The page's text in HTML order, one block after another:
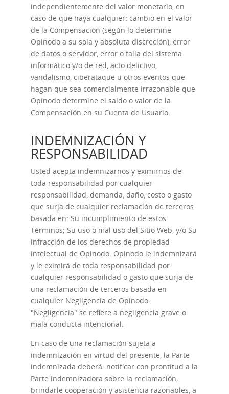
independientemente del valor monetario, en
caso de que haya cualquier: cambio en el valor
de la Compensación (según lo determine
Opinodo a su sola y absoluta discreción), error
de datos o servidor, error o falla del sistema
informático y/o de red, acto delictivo,
vandalismo, ciberataque u otros eventos que
hagan que sea comercialmente irrazonable que
Opinodo determine el saldo o valor de la
Compensación en su Cuenta de Usuario.
INDEMNIZACIÓN Y
RESPONSABILIDAD
Usted acepta indemnizarnos y eximirnos de
toda responsabilidad por cualquier
responsabilidad, demanda, daño, costo o gasto
que surja de cualquier reclamación de terceros
basada en: Su incumplimiento de estos
Términos; Su uso o mal uso del Sitio Web, y/o Su
infracción de los derechos de propiedad
intelectual de Opinodo. Opinodo le indemnizará
y le eximirá de toda responsabilidad por
cualquier responsabilidad o gasto que surja de
una reclamación de terceros basada en
cualquier Negligencia de Opinodo.
"Negligencia" se refiere a negligencia grave o
mala conducta intencional.
En caso de una reclamación sujeta a
indemnización en virtud del presente, la Parte
indemnizada deberá: notificar con prontitud a la
Parte indemnizadora sobre la reclamación;
brindarle cooperación y asistencia razonables, a